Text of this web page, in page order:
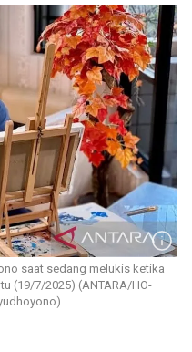
saat sedang melukis ketika
(19/7/2025) (ANTARA/HO-